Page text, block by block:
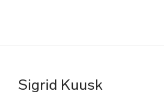
Sigrid Kuusk